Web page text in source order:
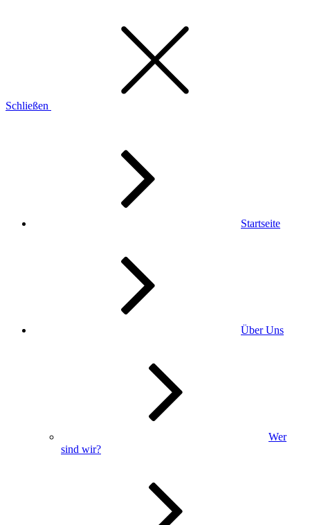
Schließen
Startseite
Über Uns
Wer
sind wir?